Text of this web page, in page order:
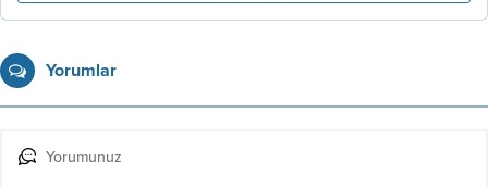
Yorumlar